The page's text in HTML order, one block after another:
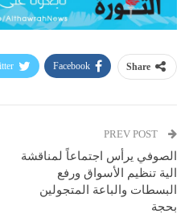
Share
Facebook
الصوفي يرأس اجتماعاً لمناقشة
الية تنظيم الأسواق ورفع
البسطات والباعة المتجولين
بحجة